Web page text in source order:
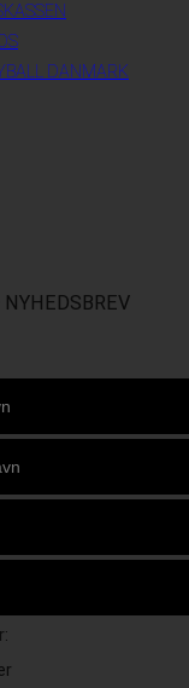
DANMARK